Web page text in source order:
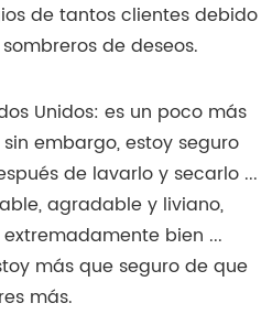
de tantos clientes debido
de deseos.
Unidos: es un poco más
embargo, estoy seguro
de lavarlo y secarlo ...
agradable y liviano,
bien ...
más que seguro de que
más.